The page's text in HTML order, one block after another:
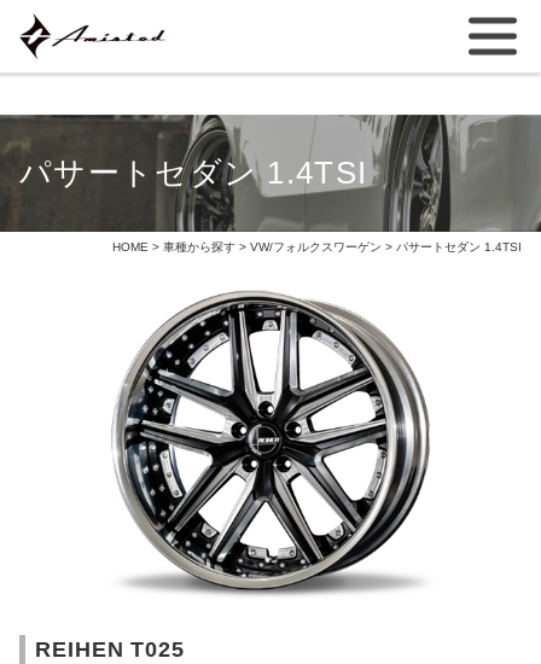
パサートセダン 1.4TSI
HOME > 車種から探す > VW/フォルクスワーゲン > パサートセダン 1.4TSI
REIHEN T025